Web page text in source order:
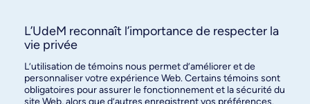
À propos / Nous joindre
L’UdeM reconnaît l’importance de respecter la
vie privée
L’utilisation de témoins nous permet d’améliorer et de
personnaliser votre expérience Web. Certains témoins sont
obligatoires pour assurer le fonctionnement et la sécurité du
site Web, alors que d’autres enregistrent vos préférences.